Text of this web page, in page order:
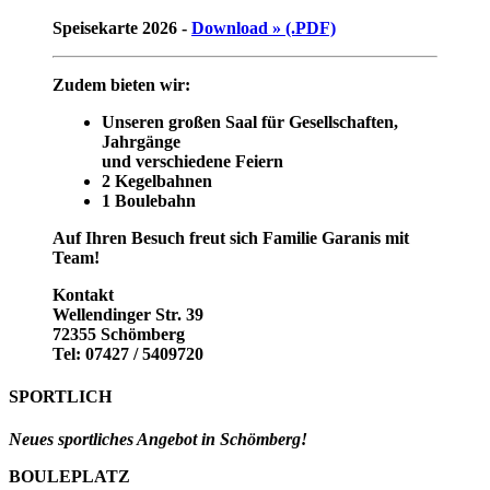
Speisekarte 2026 - Download » (.PDF)
Zudem bieten wir:
Unseren großen Saal für Gesellschaften,
Jahrgänge
und verschiedene Feiern
2 Kegelbahnen
1 Boulebahn
Auf Ihren Besuch freut sich Familie Garanis mit
Team!
Kontakt
Wellendinger Str. 39
72355 Schömberg
Tel: 07427 / 5409720
SPORTLICH
Neues sportliches Angebot in Schömberg!
BOULEPLATZ